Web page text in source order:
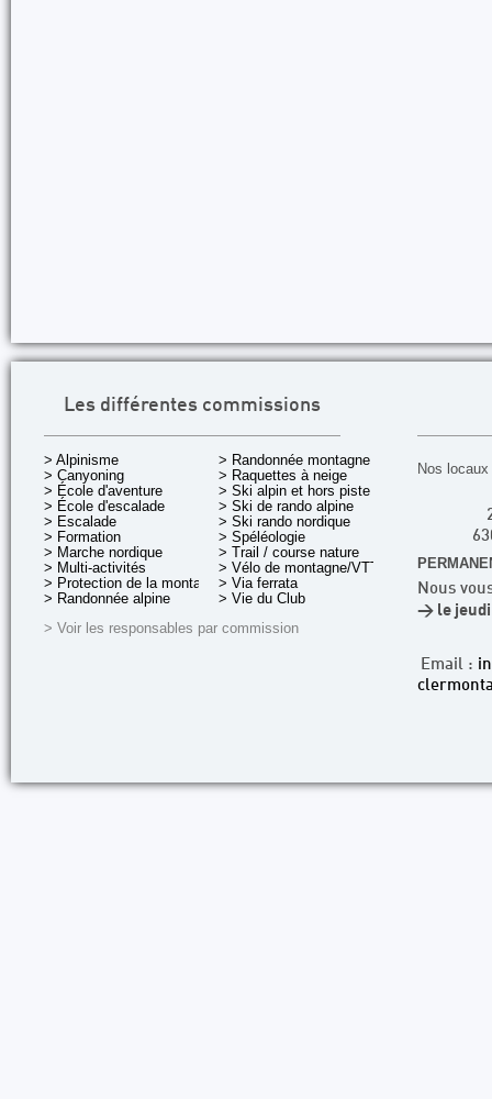
Les différentes commissions
> Alpinisme
> Canyoning
> École d'aventure
> École d'escalade
> Escalade
> Formation
> Marche nordique
> Multi-activités
> Protection de la montagne
> Randonnée alpine
> Randonnée montagne
> Raquettes à neige
> Ski alpin et hors piste
> Ski de rando alpine
> Ski rando nordique
> Spéléologie
> Trail / course nature
> Vélo de montagne/VTT
> Via ferrata
> Vie du Club
> Voir les responsables par commission
Nos
Nous
> le jeudi
Email :